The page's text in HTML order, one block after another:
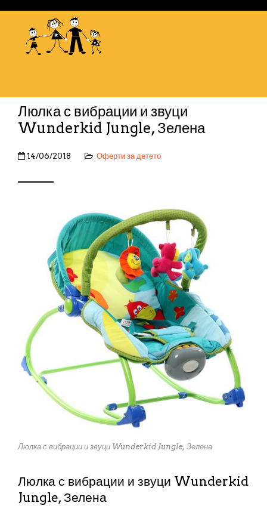
Люлка с вибрации и звуци
Wunderkid Jungle, Зелена
14/06/2018 Оферти за детето
Люлка с вибрации и звуци Wunderkid Jungle, Зелена
Люлка с вибрации и звуци Wunderkid
Jungle, Зелена